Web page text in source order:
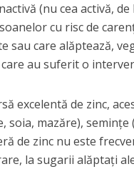
(nu cea activă,
cu risc de
sau care alăptează,
au suferit o
excelentă de zinc,
soia, mazăre), semințe
de zinc nu este
la sugarii alăptați